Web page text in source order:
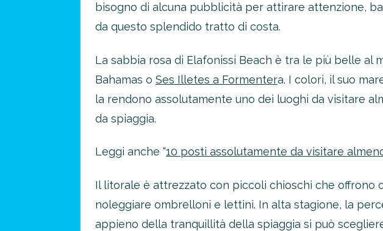
bisogno di alcuna pubblicità per attirare attenzione,
da questo splendido tratto di costa.
La sabbia rosa di Elafonissi Beach è tra le più belle al
Bahamas o Ses Illetes a Formentera. I colori, il suo
la rendono assolutamente uno dei luoghi da visitare
da spiaggia.
Leggi anche “10 posti assolutamente da visitare
Il litorale è attrezzato con piccoli chioschi che offrono
noleggiare ombrelloni e lettini. In alta stagione, la
appieno della tranquillità della spiaggia si può